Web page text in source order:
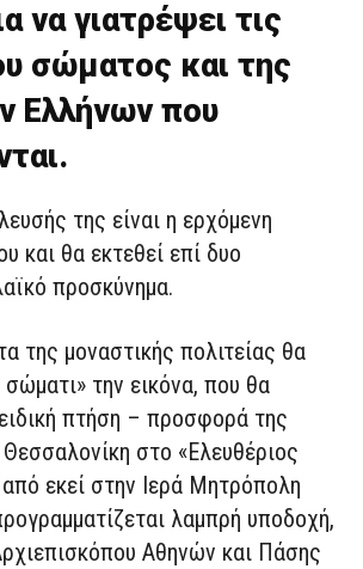
να γιατρέψει τις
σώματος και της
Ελλήνων που
της είναι η ερχόμενη
και θα εκτεθεί επί δυο
προσκύνημα.
της μοναστικής πολιτείας θα
σώματι» την εικόνα, που θα
πτήση – προσφορά της
στο «Ελευθέριος
από εκεί στην Ιερά Μητρόπολη
λαμπρή υποδοχή,
Αθηνών και Πάσης